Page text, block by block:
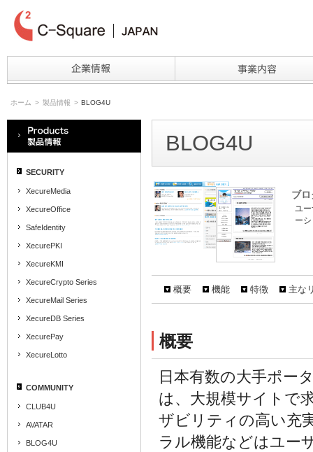
ホーム > 製品情報 > BLOG4U
SECURITY
XecureMedia
XecureOffice
SafeIdentity
XecurePKI
XecureKMI
XecureCrypto Series
XecureMail Series
XecureDB Series
XecurePay
XecureLotto
COMMUNITY
CLUB4U
AVATAR
BLOG4U
BLOG4U
ブ
ユ
ー
概要 機能 特徴 主な
概要
日本有数の大手ポー
は、大規模サイトで
ザビリティの高い充
ラル機能などはユー